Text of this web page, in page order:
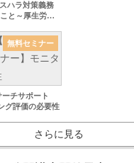
ハラ対策義務
と～厚生労働
カスハラ対策
無料セミナー
ーチサポート
グ評価の必要性
さらに見る